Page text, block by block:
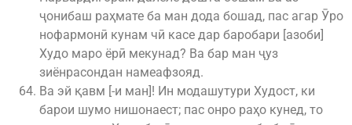
ҷонибаш раҳмате ба ман дода бошад, пас агар Ӯро
нофармонӣ кунам чӣ касе дар баробари [азоби]
Худо маро ёрӣ мекунад? Ва бар ман ҷуз
зиёнрасондан намеафзояд.
Ва эй қавм [-и ман]! Ин модашутури Худост, ки
барои шумо нишонаест; пас онро раҳо кунед, то